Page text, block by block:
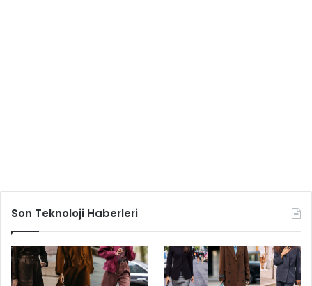
Son Teknoloji Haberleri